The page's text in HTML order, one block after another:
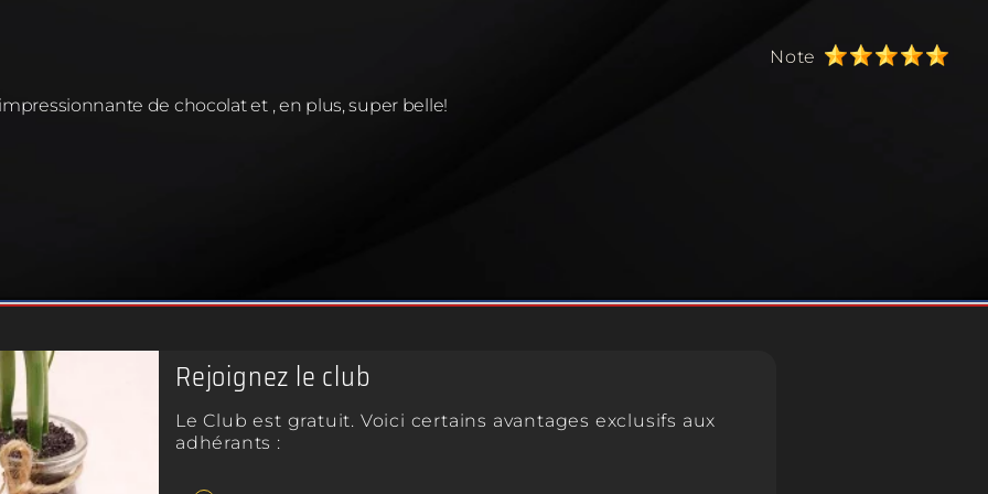
de cette cire
brun plus brillante
d'origine animale.
chaleur fait fondre la cire et libère le parfum contenu dans la cire
Les bougies parfumées peuvent également être utilisées pour
odeurs de cuisine, de tabac ou d'animaux domestiques.
Décorer et ajouter une touche esthétique :
En plus de leur fonction olfactive, les bougies parfumées peuvent
Note
de chocolat et , en plus, super belle!
Rejoignez le club
Le Club est gratuit. Voici certains avantages exclusifs aux
adhérants :